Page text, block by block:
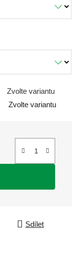
Zvolte variantu
Zvolte variantu
Sdílet